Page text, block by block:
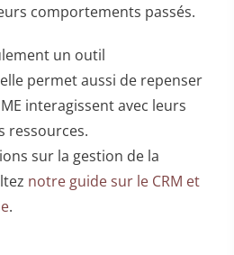
comportements passés.
un outil
permet aussi de repenser
interagissent avec leurs
ressources.
sur la gestion de la
notre guide sur le CRM et
.